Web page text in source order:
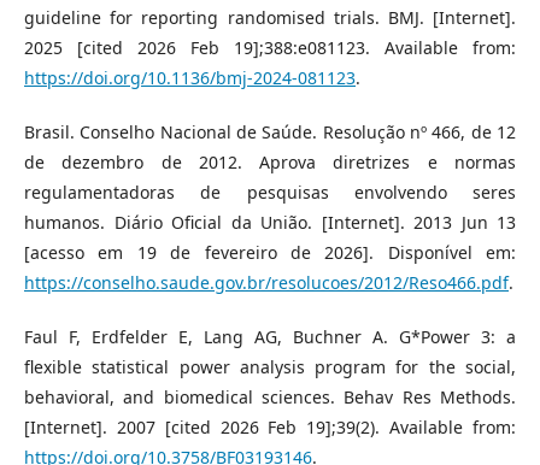
guideline for reporting randomised trials. BMJ. [Internet].
2025 [cited 2026 Feb 19];388:e081123. Available from:
https://doi.org/10.1136/bmj-2024-081123.
Brasil. Conselho Nacional de Saúde. Resolução nº 466, de 12
de dezembro de 2012. Aprova diretrizes e normas
regulamentadoras de pesquisas envolvendo seres
humanos. Diário Oficial da União. [Internet]. 2013 Jun 13
[acesso em 19 de fevereiro de 2026]. Disponível em:
https://conselho.saude.gov.br/resolucoes/2012/Reso466.pdf.
Faul F, Erdfelder E, Lang AG, Buchner A. G*Power 3: a
flexible statistical power analysis program for the social,
behavioral, and biomedical sciences. Behav Res Methods.
[Internet]. 2007 [cited 2026 Feb 19];39(2). Available from:
https://doi.org/10.3758/BF03193146.